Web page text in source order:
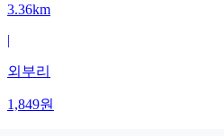
3.36km
|
외부리
1,849원